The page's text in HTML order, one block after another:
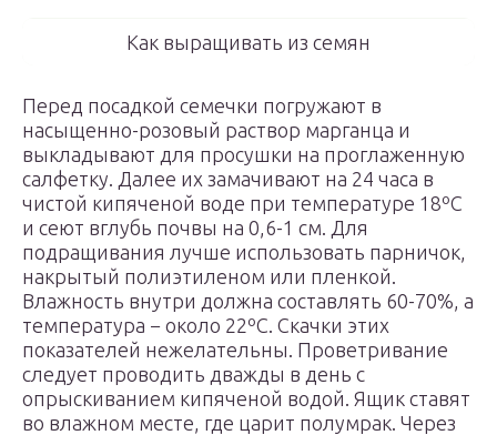
Как выращивать из семян
Перед посадкой семечки погружают в
насыщенно-розовый раствор марганца и
выкладывают для просушки на проглаженную
салфетку. Далее их замачивают на 24 часа в
чистой кипяченой воде при температуре 18ºС
и сеют вглубь почвы на 0,6-1 см. Для
подращивания лучше использовать парничок,
накрытый полиэтиленом или пленкой.
Влажность внутри должна составлять 60-70%, а
температура − около 22ºС. Скачки этих
показателей нежелательны. Проветривание
следует проводить дважды в день с
опрыскиванием кипяченой водой. Ящик ставят
во влажном месте, где царит полумрак. Через